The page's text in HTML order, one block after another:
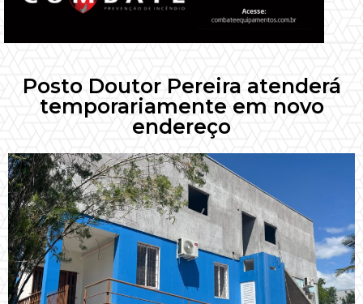
Posto Doutor Pereira atenderá
temporariamente em novo
endereço